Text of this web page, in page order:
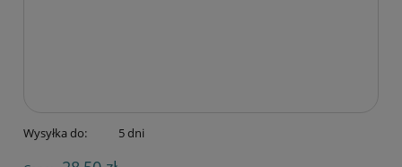
Wysyłka do: 5 dni